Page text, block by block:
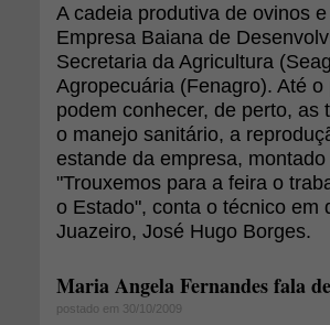
A cadeia produtiva de ovinos
Empresa Baiana de
Secretaria da Agricultura
Agropecuária (Fenagro). Até
podem conhecer, de perto,
o manejo sanitário, a
estande da empresa,
"Trouxemos para a feira o
o Estado", conta o técnico em
Juazeiro, José Hugo Borges.
Maria Angela Fernandes fala
postado em 30/10/2009